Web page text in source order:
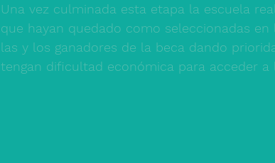
Una vez culminada esta etapa la escuela
que hayan quedado como seleccionadas
las y los ganadores de la beca dando
tengan dificultad económica para acceder a